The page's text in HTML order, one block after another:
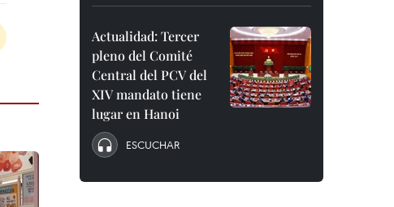
Actualidad: Tercer
pleno del Comité
Central del PCV del
XIV mandato tiene
lugar en Hanoi
ESCUCHAR